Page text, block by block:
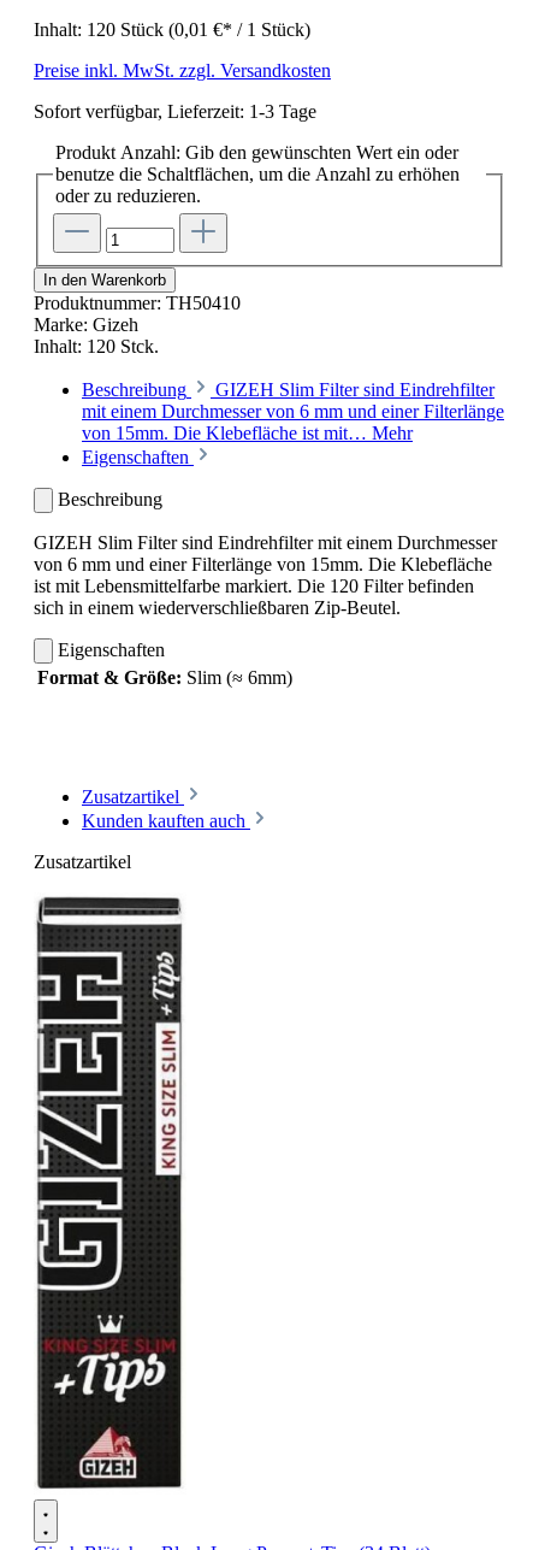
Inhalt: 120 Stück (0,01 €* / 1 Stück)
Preise inkl. MwSt. zzgl. Versandkosten
Sofort verfügbar, Lieferzeit: 1-3 Tage
Produkt Anzahl: Gib den gewünschten Wert ein oder
benutze die Schaltflächen, um die Anzahl zu erhöhen
oder zu reduzieren.
In den Warenkorb
Produktnummer: TH50410
Marke: Gizeh
Inhalt: 120 Stck.
Beschreibung
GIZEH Slim Filter sind Eindrehfilter
mit einem Durchmesser von 6 mm und einer Filterlänge
von 15mm. Die Klebefläche ist mit… Mehr
Eigenschaften
Beschreibung
GIZEH Slim Filter sind Eindrehfilter mit einem Durchmesser
von 6 mm und einer Filterlänge von 15mm. Die Klebefläche
ist mit Lebensmittelfarbe markiert. Die 120 Filter befinden
sich in einem wiederverschließbaren Zip-Beutel.
Eigenschaften
Format & Größe: Slim (≈ 6mm)
Zusatzartikel
Kunden kauften auch
Zusatzartikel